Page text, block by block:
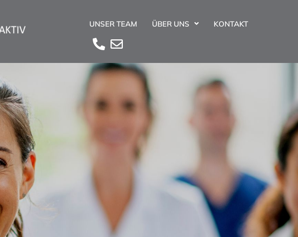
UNSER TEAM ÜBER UNS KONTAKT